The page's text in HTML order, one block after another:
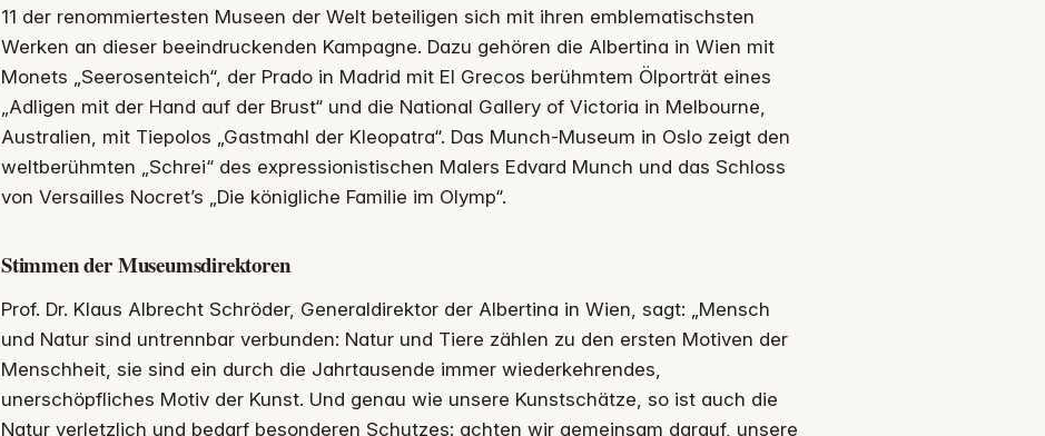
11 der renommiertesten Museen der Welt beteiligen sich mit ihren emblematischsten
Werken an dieser beeindruckenden Kampagne. Dazu gehören die Albertina in Wien mit
Monets „Seerosenteich“, der Prado in Madrid mit El Grecos berühmtem Ölporträt eines
„Adligen mit der Hand auf der Brust“ und die National Gallery of Victoria in Melbourne,
Australien, mit Tiepolos „Gastmahl der Kleopatra“. Das Munch-Museum in Oslo zeigt den
weltberühmten „Schrei“ des expressionistischen Malers Edvard Munch und das Schloss
von Versailles Nocret’s „Die königliche Familie im Olymp“.
Stimmen der Museumsdirektoren
Prof. Dr. Klaus Albrecht Schröder, Generaldirektor der Albertina in Wien, sagt: „Mensch
und Natur sind untrennbar verbunden: Natur und Tiere zählen zu den ersten Motiven der
Menschheit, sie sind ein durch die Jahrtausende immer wiederkehrendes,
unerschöpfliches Motiv der Kunst. Und genau wie unsere Kunstschätze, so ist auch die
Natur verletzlich und bedarf besonderen Schutzes: achten wir gemeinsam darauf, unsere